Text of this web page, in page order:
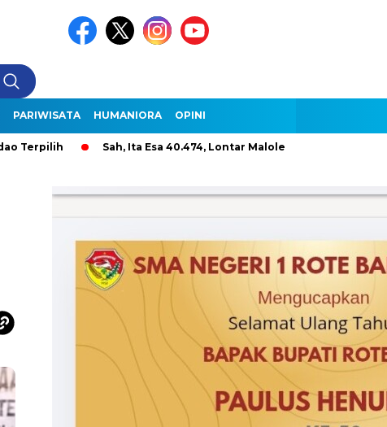
PARIWISATA HUMANIORA OPINI
Sah, Ita Esa 40.474, Lontar Malole Hanya 9.296, Lentera 26.008